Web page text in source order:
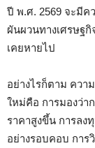
ปี พ.ศ. 2569 จะมีค
ผันผวนทางเศรษฐ
เคยหายไป
อย่างไรก็ตาม ควา
ใหม่คือ การมองว่า
ราคาสูงขึ้น การลง
อย่างรอบคอบ กา